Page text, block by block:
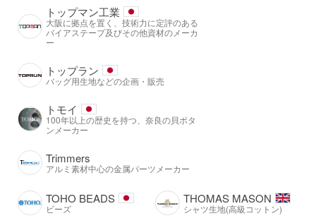
トップマン工業
大阪に拠点を置く、技術力に定評のある
バイアステープ及びその他資材のメーカ
ー
トップラン
バッグ用生地などの企画・販売
トモイ
100年以上の歴史を持つ、奈良の貝ボタ
ンメーカー
Trimmers
アルミ素材中心の金属パーツメーカー
TOHO BEADS
ビーズ
THOMAS MASON
シャツ生地(高級コットン)